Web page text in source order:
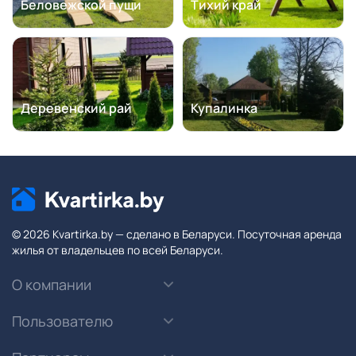
«Лесная мечта» - это ваш незабываемый отпуск,
интересный досуг, красивая природа и масса свежих
впечатлений!
Беловежской пущи
Тихий край
Деревенский рай Купалинка
© 2026 Kvartirka.by — сделано в Беларуси. Посуточная аренда
жилья от владельцев по всей Беларуси.
О компании
Пользователю